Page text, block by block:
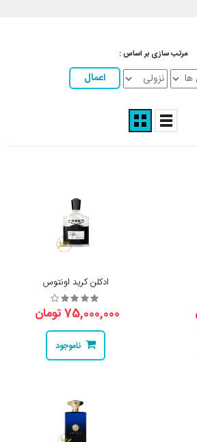
مرتب سازی بر اساس :
اعمال
ادکلن کرید اونتوس
75,000,000 تومان
ناموجود